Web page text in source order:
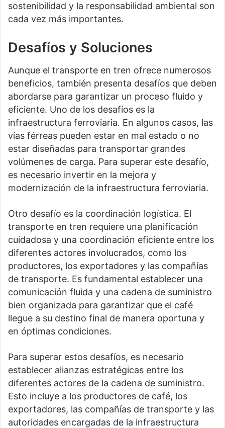
sostenibilidad y la responsabilidad ambiental son
cada vez más importantes.
Desafíos y Soluciones
Aunque el transporte en tren ofrece numerosos
beneficios, también presenta desafíos que deben
abordarse para garantizar un proceso fluido y
eficiente. Uno de los desafíos es la
infraestructura ferroviaria. En algunos casos, las
vías férreas pueden estar en mal estado o no
estar diseñadas para transportar grandes
volúmenes de carga. Para superar este desafío,
es necesario invertir en la mejora y
modernización de la infraestructura ferroviaria.
Otro desafío es la coordinación logística. El
transporte en tren requiere una planificación
cuidadosa y una coordinación eficiente entre los
diferentes actores involucrados, como los
productores, los exportadores y las compañías
de transporte. Es fundamental establecer una
comunicación fluida y una cadena de suministro
bien organizada para garantizar que el café
llegue a su destino final de manera oportuna y
en óptimas condiciones.
Para superar estos desafíos, es necesario
establecer alianzas estratégicas entre los
diferentes actores de la cadena de suministro.
Esto incluye a los productores de café, los
exportadores, las compañías de transporte y las
autoridades encargadas de la infraestructura